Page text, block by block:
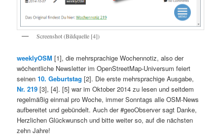
Screenshot (Bildquelle [4])
weeklyOSM [1], die mehrsprachige Wochennotiz, also der
wöchentliche Newsletter im OpenStreetMap-Universum feiert
seinen10. Geburtstag [2]. Die erste mehrsprachige Ausgabe,
Nr. 219 [3], [4]. [5] war im Oktober 2014 zu lesen und seitdem
regelmäßig einmal pro Woche, immer Sonntags alle OSM-News
aufbereitet und gebündelt. Auch der #geoObserver sagt Danke,
Herzlichen Glückwunsch und bitte weiter so, auf die nächsten
zehn Jahre!